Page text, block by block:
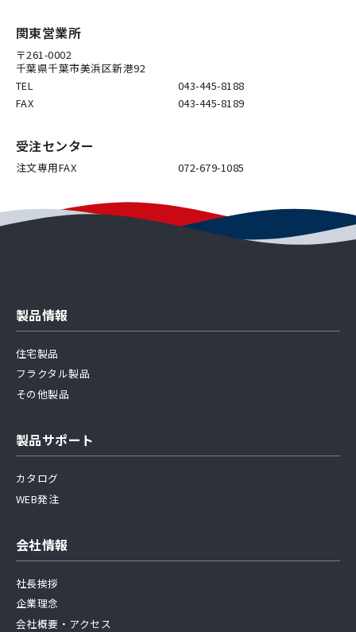
関東営業所
〒261-0002
千葉県千葉市美浜区新港92
TEL
043-445-8188
FAX
043-445-8189
受注センター
注文専用FAX 072-679-1085
製品情報
住宅製品
フラクタル製品
その他製品
製品サポート
カタログ
WEB発注
会社情報
社長挨拶
企業理念
会社概要・アクセス